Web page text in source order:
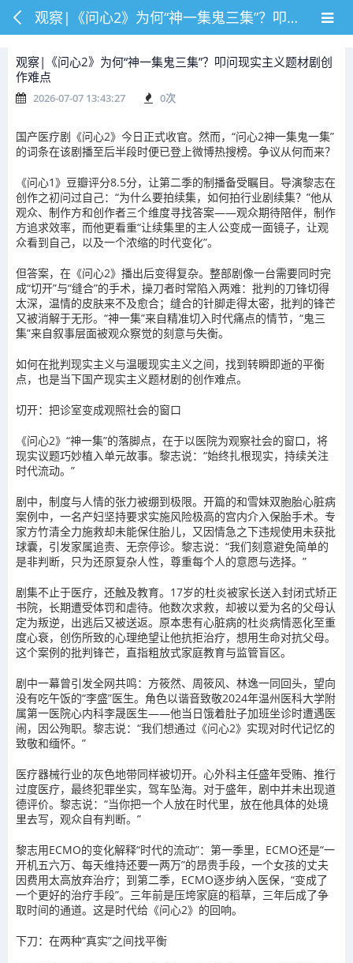
观察|《问心2》为何“神一集鬼三集”？叩问现实主义题材剧创作难点
观察|《问心2》为何“神一集鬼三集”？叩问现实主义题材剧创
作难点
2026-07-07 13:43:27 0次
国产医疗剧《问心2》今日正式收官。然而，“问心2神一集鬼一集”
的词条在该剧播至后半段时便已登上微博热搜榜。争议从何而来？
《问心1》豆瓣评分8.5分，让第二季的制播备受瞩目。导演黎志在
创作之初问过自己：“为什么要拍续集，如何拍行业剧续集？”他从
观众、制作方和创作者三个维度寻找答案——观众期待陪伴，制作
方追求效率，而他更看重“让续集里的主人公变成一面镜子，让观
众看到自己，以及一个浓缩的时代变化”。
但答案，在《问心2》播出后变得复杂。整部剧像一台需要同时完
成“切开”与“缝合”的手术，操刀者时常陷入两难：批判的刀锋切得
太深，温情的皮肤来不及愈合；缝合的针脚走得太密，批判的锋芒
又被消解于无形。“神一集”来自精准切入时代痛点的情节，“鬼三
集”来自叙事层面被观众察觉的刻意与失衡。
如何在批判现实主义与温暖现实主义之间，找到转瞬即逝的平衡
点，也是当下国产现实主义题材剧的创作难点。
切开：把诊室变成观照社会的窗口
《问心2》“神一集”的落脚点，在于以医院为观察社会的窗口，将
现实议题巧妙植入单元故事。黎志说：“始终扎根现实，持续关注
时代流动。”
剧中，制度与人情的张力被绷到极限。开篇的和雪妹双胞胎心脏病
案例中，一名产妇坚持要求实施风险极高的宫内介入保胎手术。专
家方竹清全力施救却未能保住胎儿，又因情急之下违规使用未获批
球囊，引发家属追责、无奈停诊。黎志说：“我们刻意避免简单的
是非判断，只为还原复杂人性，尊重每个人的意愿与选择。”
剧集不止于医疗，还触及教育。17岁的杜炎被家长送入封闭式矫正
书院，长期遭受体罚和虐待。他数次求救，却被以爱为名的父母认
定为叛逆，出逃后又被送返。原本患有心脏病的杜炎病情恶化至重
度心衰，创伤所致的心理绝望让他抗拒治疗，想用生命对抗父母。
这个案例的批判锋芒，直指粗放式家庭教育与监管盲区。
剧中一幕曾引发全网共鸣：方筱然、周筱风、林逸一同回头，望向
没有吃午饭的“李盛”医生。角色以谐音致敬2024年温州医科大学附
属第一医院心内科李晟医生——他当日饿着肚子加班坐诊时遭遇医
闹，因公殉职。黎志说：“我们想通过《问心2》实现对时代记忆的
致敬和缅怀。”
医疗器械行业的灰色地带同样被切开。心外科主任盛年受贿、推行
过度医疗，最终犯罪坐实，驾车坠海。对于盛年，剧中并未出现道
德评价。黎志说：“当你把一个人放在时代里，放在他具体的处境
里去写，观众自有判断。”
黎志用ECMO的变化解释“时代的流动”：第一季里，ECMO还是“一
开机五六万、每天维持还要一两万”的昂贵手段，一个女孩的丈夫
因费用太高放弃治疗；到第二季，ECMO逐步纳入医保，“变成了
一个更好的治疗手段”。三年前是压垮家庭的稻草，三年后成了争
取时间的通道。这是时代给《问心2》的回响。
下刀：在两种“真实”之间找平衡